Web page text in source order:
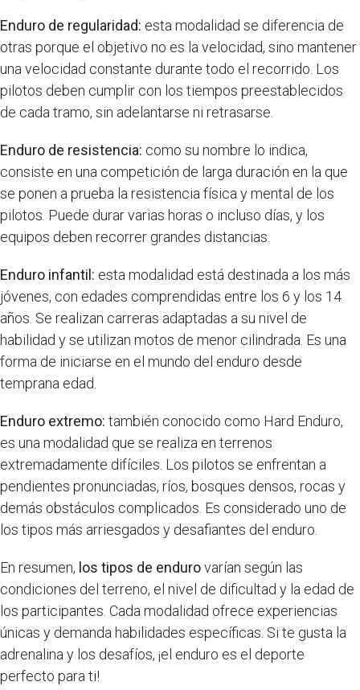
Enduro de regularidad: esta modalidad se diferencia de
otras porque el objetivo no es la velocidad, sino mantener
una velocidad constante durante todo el recorrido. Los
pilotos deben cumplir con los tiempos preestablecidos
de cada tramo, sin adelantarse ni retrasarse.
Enduro de resistencia: como su nombre lo indica,
consiste en una competición de larga duración en la que
se ponen a prueba la resistencia física y mental de los
pilotos. Puede durar varias horas o incluso días, y los
equipos deben recorrer grandes distancias.
Enduro infantil: esta modalidad está destinada a los más
jóvenes, con edades comprendidas entre los 6 y los 14
años. Se realizan carreras adaptadas a su nivel de
habilidad y se utilizan motos de menor cilindrada. Es una
forma de iniciarse en el mundo del enduro desde
temprana edad.
Enduro extremo: también conocido como Hard Enduro,
es una modalidad que se realiza en terrenos
extremadamente difíciles. Los pilotos se enfrentan a
pendientes pronunciadas, ríos, bosques densos, rocas y
demás obstáculos complicados. Es considerado uno de
los tipos más arriesgados y desafiantes del enduro.
En resumen, los tipos de endurovarían según las
condiciones del terreno, el nivel de dificultad y la edad de
los participantes. Cada modalidad ofrece experiencias
únicas y demanda habilidades específicas. Si te gusta la
adrenalina y los desafíos, ¡el enduro es el deporte
perfecto para ti!